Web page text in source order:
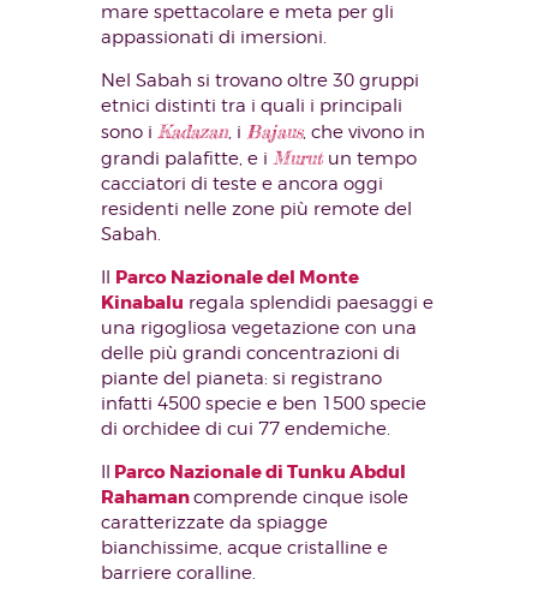
mare spettacolare e meta per gli
appassionati di imersioni.
Nel Sabah si trovano oltre 30 gruppi
etnici distinti tra i quali i principali
sono i Kadazan, i Bajaus, che vivono in
grandi palafitte, e i Murutun tempo
cacciatori di teste e ancora oggi
residenti nelle zone più remote del
Sabah.
Il Parco Nazionale del Monte
Kinabalu regala splendidi paesaggi e
una rigogliosa vegetazione con una
delle più grandi concentrazioni di
piante del pianeta: si registrano
infatti 4500 specie e ben 1500 specie
di orchidee di cui 77 endemiche.
Il Parco Nazionale di Tunku Abdul
Rahamancomprende cinque isole
caratterizzate da spiagge
bianchissime, acque cristalline e
barriere coralline.